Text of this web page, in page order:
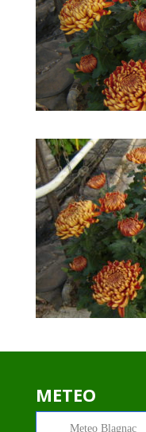
METEO
Meteo Blagnac